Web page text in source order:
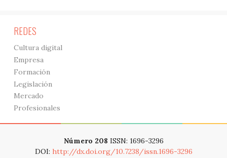
REDES
Cultura digital
Empresa
Formación
Legislación
Mercado
Profesionales
Número 208 ISSN: 1696-3296
DOI: http://dx.doi.org/10.7238/issn.1696-3296